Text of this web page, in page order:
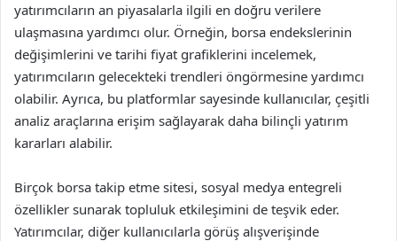
yatırımcıların an piyasalarla ilgili en doğru verilere
ulaşmasına yardımcı olur. Örneğin, borsa endekslerinin
değişimlerini ve tarihi fiyat grafiklerini incelemek,
yatırımcıların gelecekteki trendleri öngörmesine yardımcı
olabilir. Ayrıca, bu platformlar sayesinde kullanıcılar, çeşitli
analiz araçlarına erişim sağlayarak daha bilinçli yatırım
kararları alabilir.
Birçok borsa takip etme sitesi, sosyal medya entegreli
özellikler sunarak topluluk etkileşimini de teşvik eder.
Yatırımcılar, diğer kullanıcılarla görüş alışverişinde